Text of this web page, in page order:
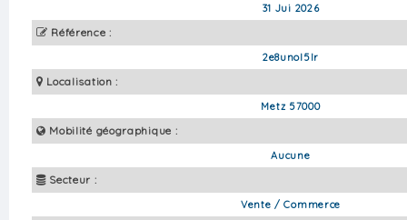
31 Jui 2026
Référence :
2e8unol5lr
Localisation :
Metz 57000
Mobilité géographique :
Aucune
Secteur :
Vente / Commerce